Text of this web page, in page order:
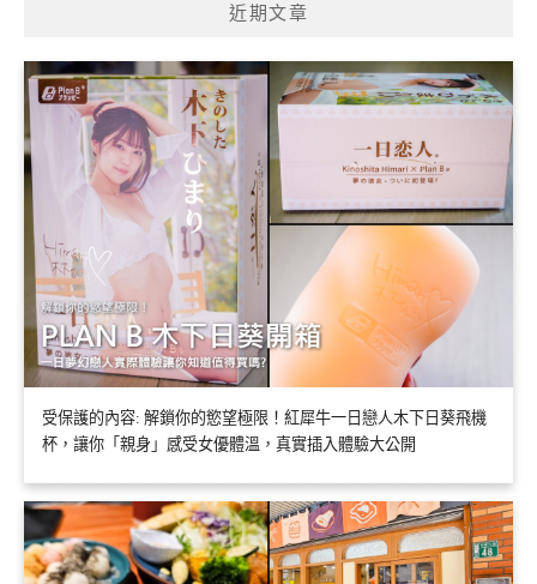
近期文章
受保護的內容: 解鎖你的慾望極限！紅犀牛一日戀人木下日葵飛機
杯，讓你「親身」感受女優體溫，真實插入體驗大公開